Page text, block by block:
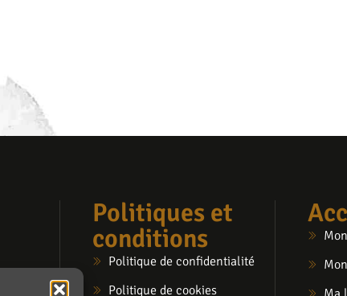
Politiques et
conditions
Politique de confidentialité
Politique de cookies